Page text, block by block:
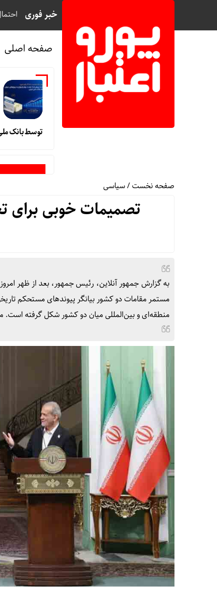
خبر فوری
صفحه اصلی
توسط بانک
صفحه نخست/سیاسی
تصمیمات خوبی برای
به گزارش جمهور آنلاین، رئیس جمهور، بعد از ظهر
مستمر مقامات دو کشور بیانگر پیوند‌های مستحکم
منطقه‌ای و بین‌المللی میان دو کشور شکل گرفته